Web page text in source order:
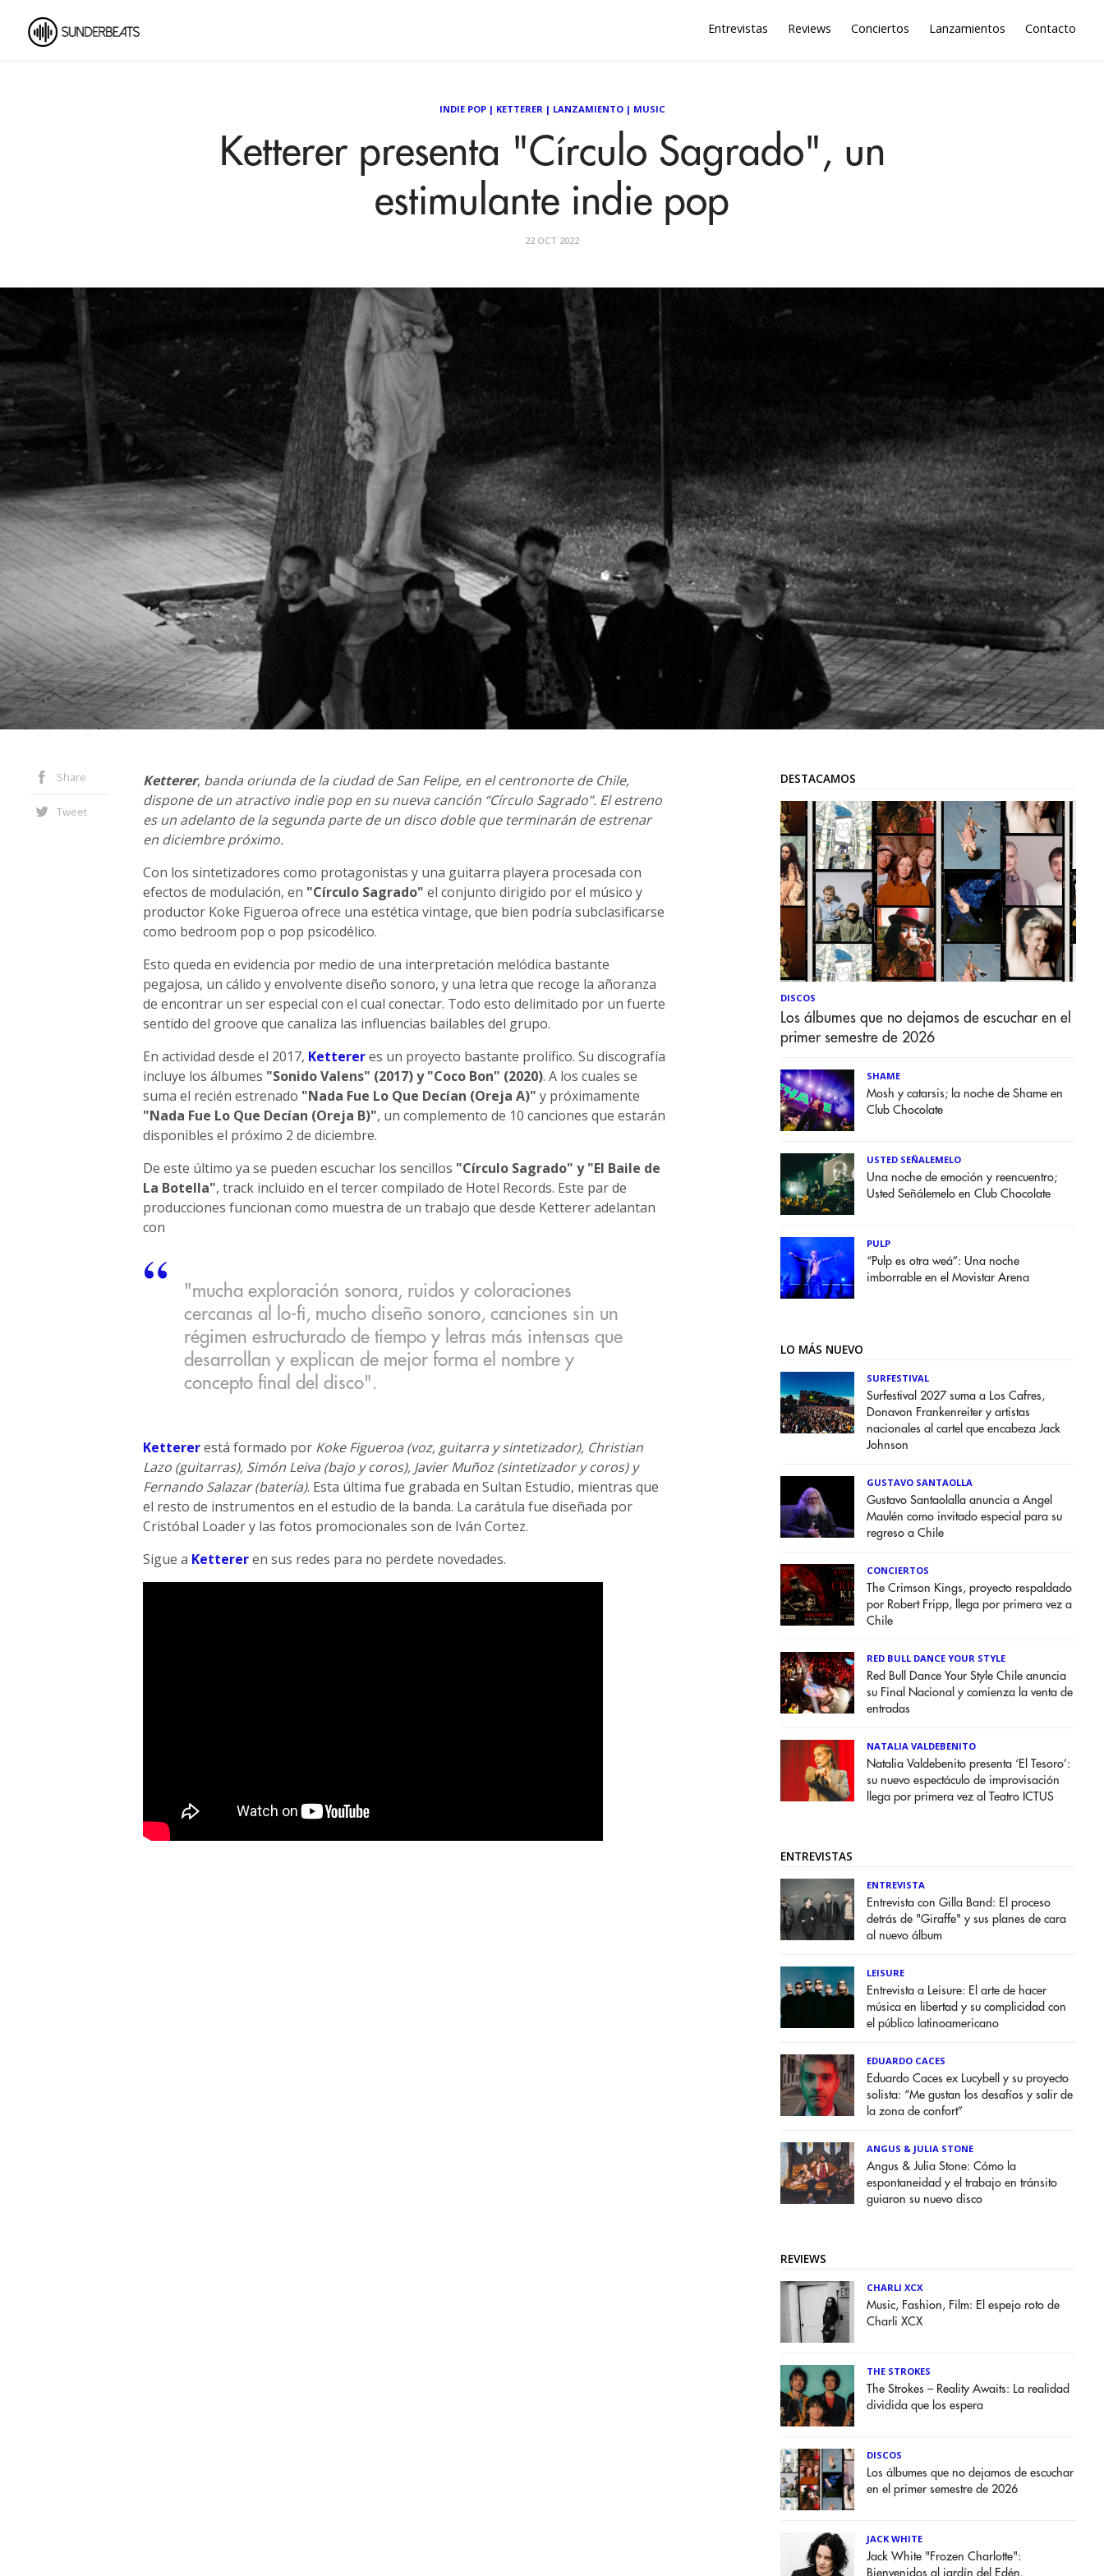
Entrevistas Reviews Conciertos Lanzamientos Contacto
INDIE POP| KETTERER| LANZAMIENTO| MUSIC
Ketterer presenta "Círculo Sagrado", un
estimulante indie pop
22 OCT 2022
Share
Tweet
Ketterer, banda oriunda de la ciudad de San Felipe, en el centronorte de Chile,
dispone de un atractivo indie pop en su nueva canción “Círculo Sagrado”. El estreno
es un adelanto de la segunda parte de un disco doble que terminarán de estrenar
en diciembre próximo.
Con los sintetizadores como protagonistas y una guitarra playera procesada con
efectos de modulación, en "Círculo Sagrado" el conjunto dirigido por el músico y
productor Koke Figueroa ofrece una estética vintage, que bien podría subclasificarse
como bedroom pop o pop psicodélico.
Esto queda en evidencia por medio de una interpretación melódica bastante
pegajosa, un cálido y envolvente diseño sonoro, y una letra que recoge la añoranza
de encontrar un ser especial con el cual conectar. Todo esto delimitado por un fuerte
sentido del groove que canaliza las influencias bailables del grupo.
En actividad desde el 2017, Kettereres un proyecto bastante prolífico. Su discografía
incluye los álbumes "Sonido Valens" (2017) y "Coco Bon" (2020). A los cuales se
suma el recién estrenado "Nada Fue Lo Que Decían (Oreja A)" y próximamente
"Nada Fue Lo Que Decían (Oreja B)", un complemento de 10 canciones que estarán
disponibles el próximo 2 de diciembre.
De este último ya se pueden escuchar los sencillos "Círculo Sagrado" y "El Baile de
La Botella", track incluido en el tercer compilado de Hotel Records. Este par de
producciones funcionan como muestra de un trabajo que desde Ketterer adelantan
con
"mucha exploración sonora, ruidos y coloraciones
cercanas al lo-fi, mucho diseño sonoro, canciones sin un
régimen estructurado de tiempo y letras más intensas que
desarrollan y explican de mejor forma el nombre y
concepto final del disco".
Kettererestá formado por Koke Figueroa (voz, guitarra y sintetizador), Christian
Lazo (guitarras), Simón Leiva (bajo y coros), Javier Muñoz (sintetizador y coros) y
Fernando Salazar (batería). Esta última fue grabada en Sultan Estudio, mientras que
el resto de instrumentos en el estudio de la banda. La carátula fue diseñada por
Cristóbal Loader y las fotos promocionales son de Iván Cortez.
Sigue a Kettereren sus redes para no perdete novedades.
DESTACAMOS
DISCOS
Los álbumes que no dejamos de escuchar en el
primer semestre de 2026
SHAME
Mosh y catarsis; la noche de Shame en
Club Chocolate
USTED SEÑALEMELO
Una noche de emoción y reencuentro;
Usted Señálemelo en Club Chocolate
PULP
“Pulp es otra weá”: Una noche
imborrable en el Movistar Arena
LO MÁS NUEVO
SURFESTIVAL
Surfestival 2027 suma a Los Cafres,
Donavon Frankenreiter y artistas
nacionales al cartel que encabeza Jack
Johnson
GUSTAVO SANTAOLLA
Gustavo Santaolalla anuncia a Angel
Maulén como invitado especial para su
regreso a Chile
CONCIERTOS
The Crimson Kings, proyecto respaldado
por Robert Fripp, llega por primera vez a
Chile
RED BULL DANCE YOUR STYLE
Red Bull Dance Your Style Chile anuncia
su Final Nacional y comienza la venta de
entradas
NATALIA VALDEBENITO
Natalia Valdebenito presenta ‘El Tesoro’:
su nuevo espectáculo de improvisación
llega por primera vez al Teatro ICTUS
ENTREVISTAS
ENTREVISTA
Entrevista con Gilla Band: El proceso
detrás de "Giraffe" y sus planes de cara
al nuevo álbum
LEISURE
Entrevista a Leisure: El arte de hacer
música en libertad y su complicidad con
el público latinoamericano
EDUARDO CACES
Eduardo Caces ex Lucybell y su proyecto
solista: “Me gustan los desafíos y salir de
la zona de confort”
ANGUS & JULIA STONE
Angus & Julia Stone: Cómo la
espontaneidad y el trabajo en tránsito
guiaron su nuevo disco
REVIEWS
CHARLI XCX
Music, Fashion, Film: El espejo roto de
Charli XCX
THE STROKES
The Strokes – Reality Awaits: La realidad
dividida que los espera
DISCOS
Los álbumes que no dejamos de escuchar
en el primer semestre de 2026
JACK WHITE
Jack White "Frozen Charlotte":
Bienvenidos al jardín del Edén.